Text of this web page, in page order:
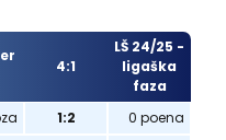
4:1
LŠ 24/25 -
ligaška
faza
1:2
0 poena